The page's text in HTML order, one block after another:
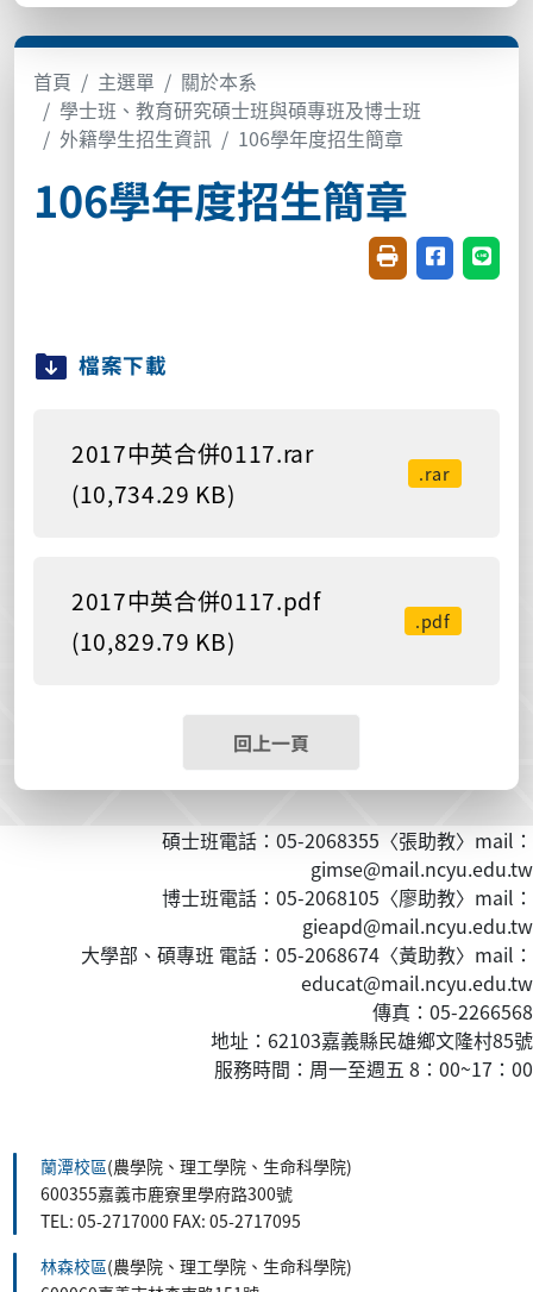
首頁 主選單
關於本系
學士班、教育研究碩士班與碩專班及博士班
外籍學生招生資訊
106學年度招生簡章
106學年度招生簡章
友善列印(開新視
分享至臉書
分享
檔案下載
2017中英合併0117.rar
(10,734.29 KB)
.rar
2017中英合併0117.pdf
(10,829.79 KB)
.pdf
回上一頁
碩士班電話：05-2068355〈張助教〉mail：
gimse@mail.ncyu.edu.tw
博士班電話：05-2068105〈廖助教〉mail：
gieapd@mail.ncyu.edu.tw
大學部、碩專班 電話：05-2068674〈黃助教〉mail：
educat@mail.ncyu.edu.tw
傳真：05-2266568
地址：62103嘉義縣民雄鄉文隆村85號
服務時間：周一至週五 8：00~17：00
蘭潭校區(農學院、理工學院、生命科學院)
600355嘉義市鹿寮里學府路300號
TEL: 05-2717000 FAX: 05-2717095
林森校區(農學院、理工學院、生命科學院)